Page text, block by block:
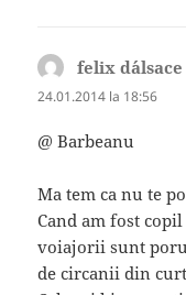
felix d´alsace
24.01.2014 la 18:56
@ Barbeanu
Ma tem ca nu te
Cand am fost
voiajorii sunt
de circanii din